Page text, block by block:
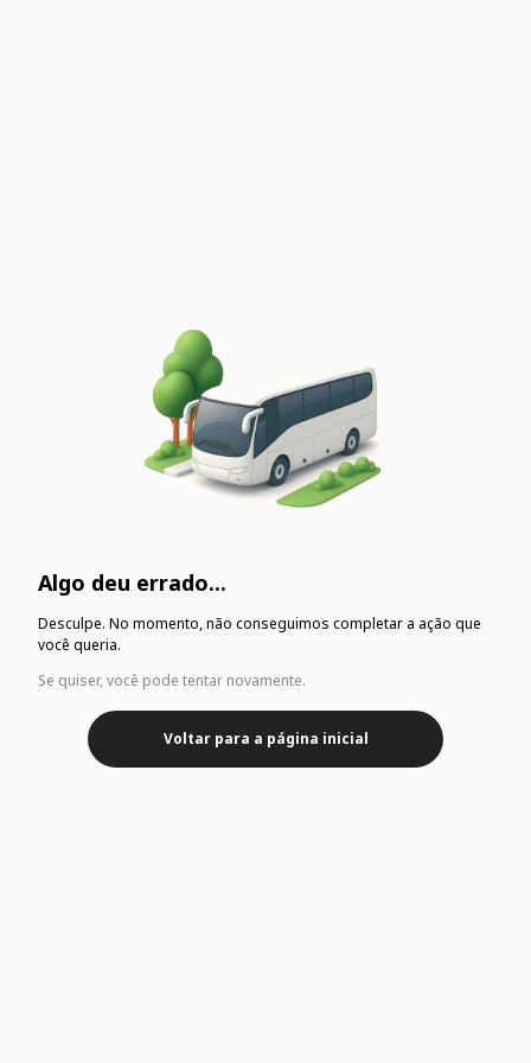
Algo deu errado...
Desculpe. No momento, não conseguimos completar a ação que
você queria.
Se quiser, você pode tentar novamente.
Voltar para a página inicial